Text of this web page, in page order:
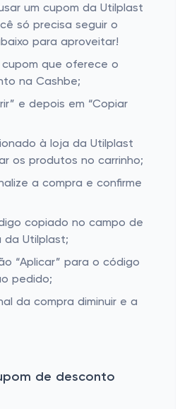
um cupom da Utilplast
só precisa seguir o
para aproveitar!
cupom que oferece o
na Cashbe;
e depois em “Copiar
à loja da Utilplast
os produtos no carrinho;
a compra e confirme
copiado no campo de
da Utilplast;
“Aplicar” para o código
pedido;
da compra diminuir e a
de desconto